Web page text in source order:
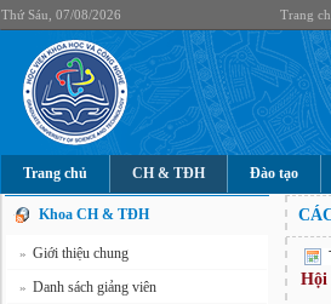
Thứ Sáu, 07/08/2026 Trang
Trang chủ CH & TĐH Đào tạo
Khoa CH & TĐH
» Giới thiệu chung
» Danh sách giảng viên Hội